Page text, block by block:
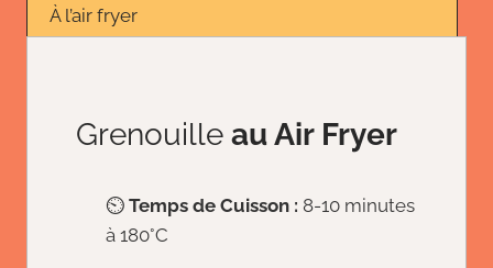
À l’air fryer
Grenouille au Air Fryer
⏲️ Temps de Cuisson : 8-10 minutes
à 180°C